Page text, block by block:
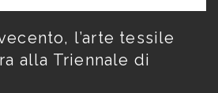
l’arte tessile
alla Triennale di